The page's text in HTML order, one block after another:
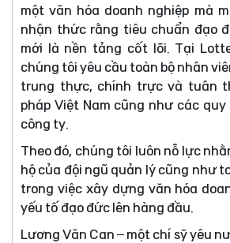
một văn hóa doanh nghiệp mà
nhận thức rằng tiêu chuẩn đạo
mới là nền tảng cốt lõi. Tại
chúng tôi yêu cầu toàn bộ nhân
trung thực, chính trực và tuân
pháp Việt Nam cũng như các
công ty.
Theo đó, chúng tôi luôn nỗ lực
hộ của đội ngũ quản lý cũng như
trong việc xây dựng văn hóa
yếu tố đạo đức lên hàng đầu.
Lương Văn Can – một chí sỹ yêu